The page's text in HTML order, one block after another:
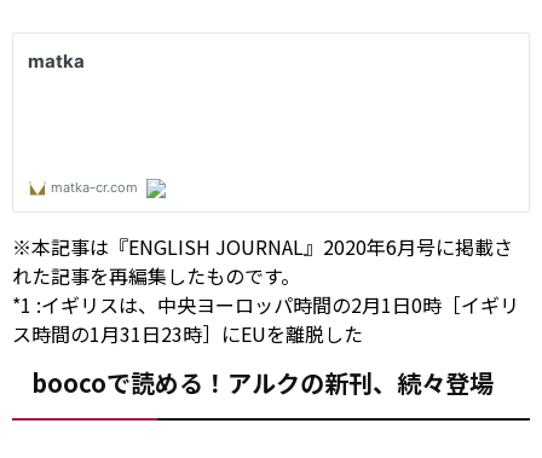
※本記事は『ENGLISH JOURNAL』2020年6月号に掲載さ
れた記事を再編集したものです。
*1 :イギリスは、中央ヨーロッパ時間の2月1日0時［イギリ
ス時間の1月31日23時］にEUを離脱した
boocoで読める！アルクの新刊、続々登場